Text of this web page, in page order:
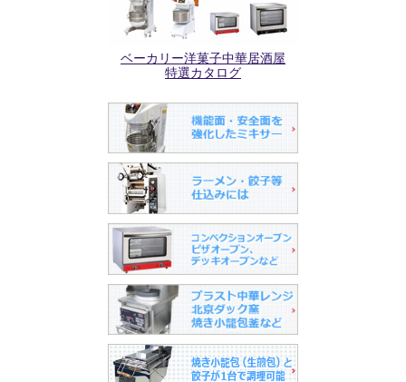
ベーカリー洋菓子中華居酒屋
特選カタログ